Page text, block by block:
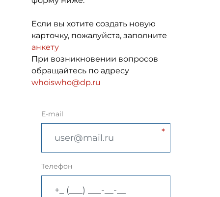
Если вы хотите создать новую
карточку, пожалуйста, заполните
анкету
При возникновении вопросов
обращайтесь по адресу
whoiswho@dp.ru
E-mail
Телефон